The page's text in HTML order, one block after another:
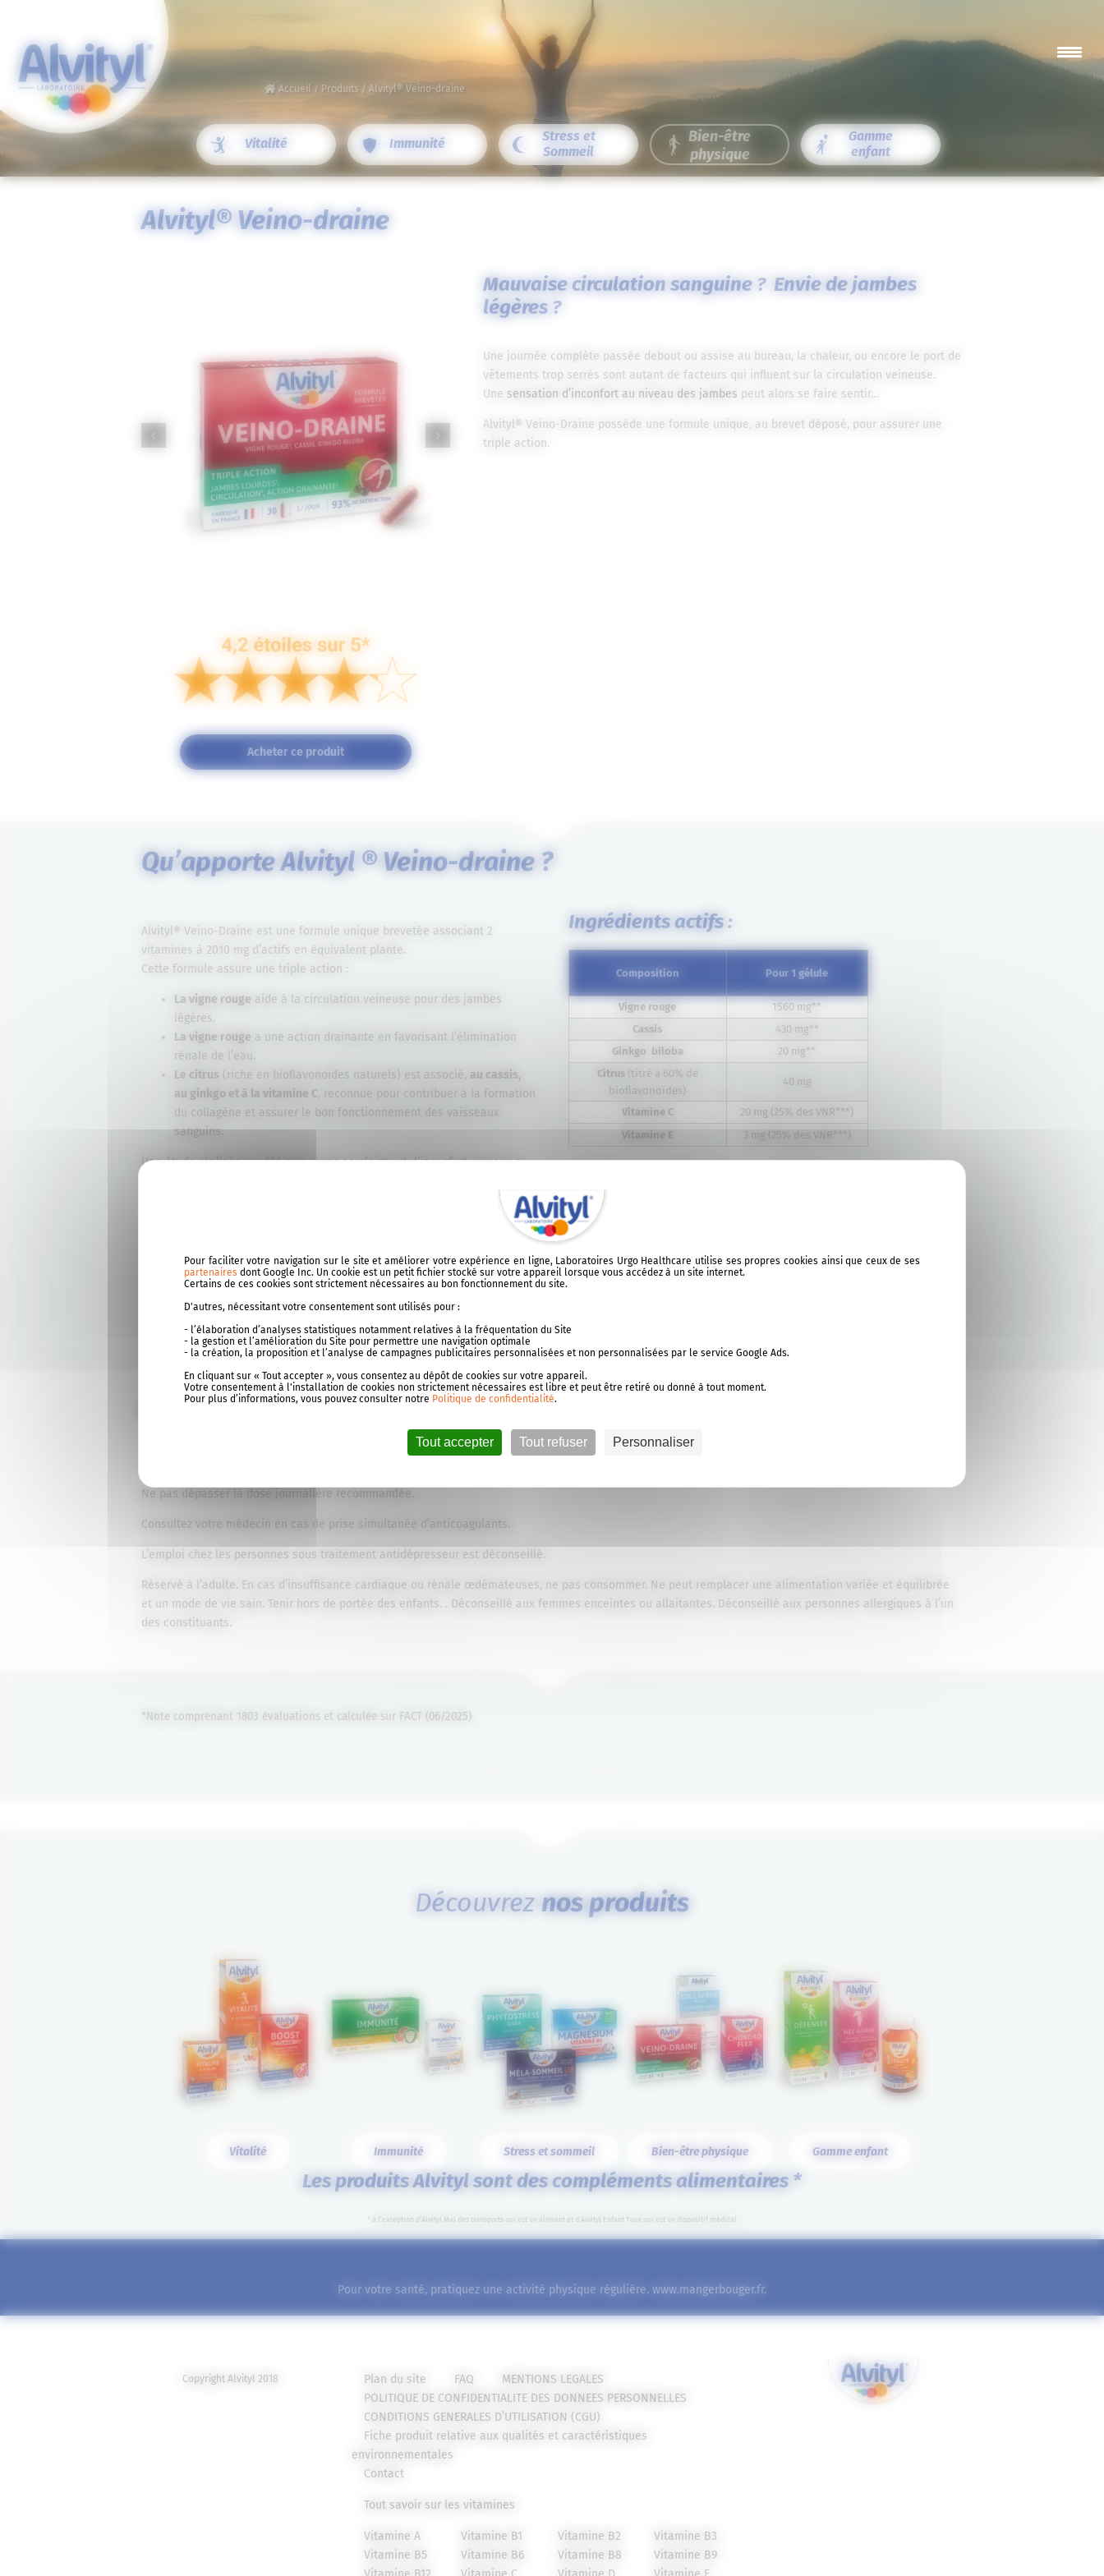
Accueil / Produits / Alvityl® Veino-draine
Vitalité Immunité
Stress et
Sommeil
Bien-être
physique
Gamme
enfant
Alvityl® Veino-draine
Acheter ce produit
Mauvaise circulation sanguine ? Envie de jambes
légères ?
Une journée complète passée debout ou assise au bureau, la chaleur, ou encore le port de
vêtements trop serrés sont autant de facteurs qui influent sur la circulation veineuse.
Une sensation d’inconfort au niveau des jambes peut alors se faire sentir…
Alvityl® Veino-Draine possède une formule unique, au brevet déposé, pour assurer une
triple action.
Qu’apporte Alvityl ® Veino-draine ?
Alvityl® Veino-Draine est une formule unique brevetée associant 2
vitamines à 2010 mg d’actifs en équivalent plante.
Cette formule assure une triple action :
La vigne rouge aide à la circulation veineuse pour des jambes
légères.
La vigne rouge a une action drainante en favorisant l’élimination
rénale de l’eau.
Le citrus (riche en bioflavonoïdes naturels) est associé, au cassis,
au ginkgo et à la vitamine C, reconnue pour contribuer à la formation
du collagène et assurer le bon fonctionnement des vaisseaux
sanguins.
Une étude réalisée sur 101 personnes se plaignant d’inconfort veineux au
94% de satisfaction concernant l’amélioration de la légèreté des
91% de satisfaction pour l’action drainante*
*Etude réalisée sur 101 personnes se plaignant d’inconfort d’origine
veineuse au niveau des jambes. CEN NUTRIMENT/URGO 2018.
Ingrédients actifs :
Composition Pour 1 gélule
Vigne rouge
1560 mg**
Cassis
430 mg**
Ginkgo biloba
20 mg**
Citrus (titré à 60% de
bioflavonoïdes)
40 mg
Vitamine C
20 mg (25% des VNR***)
Vitamine E
3 mg (25% des VNR***)
*Conformément à la réglementation en vigueur
**Équivalent plante
Comment utiliser Alvityl® Veino-draine ?
Ne pas dépasser la dose journalière recommandée.
Consultez votre médecin en cas de prise simultanée d’anticoagulants.
L’emploi chez les personnes sous traitement antidépresseur est déconseillé.
Réservé à l’adulte. En cas d’insuffisance cardiaque ou rénale œdémateuses, ne pas consommer. Ne peut remplacer une alimentation variée et équilibrée
et un mode de vie sain. Tenir hors de portée des enfants. . Déconseillé aux femmes enceintes ou allaitantes. Déconseillé aux personnes allergiques à l’un
des constituants.
*Note comprenant 1803 évaluations et calculée sur FACT (06/2025)
Découvrez nos produits
Vitalité Immunité Stress et sommeil Bien-être physique Gamme enfant
Les produits Alvityl sont des compléments alimentaires *
* à l’exception d’Alvityl Mal des transports qui est un aliment et d’Alvityl Enfant Toux qui est un dispositif médical
Pour votre santé, pratiquez une activité physique régulière. www.mangerbouger.fr.
Copyright Alvityl 2018 Plan du site FAQ
MENTIONS LEGALES
POLITIQUE DE CONFIDENTIALITE DES DONNEES PERSONNELLES
CONDITIONS GENERALES D’UTILISATION (CGU)
Fiche produit relative aux qualités et caractéristiques
environnementales
Contact
Tout savoir sur les vitamines
Vitamine A Vitamine B1 Vitamine B2
Vitamine B3
Vitamine B5
Vitamine B6 Vitamine B8
Vitamine B9
Panneau de gestion des cookies
Pour faciliter votre navigation sur le site et améliorer votre expérience en ligne, Laboratoires Urgo Healthcare utilise ses propres cookies ainsi que ceux de ses
partenaires dont Google Inc. Un cookie est un petit fichier stocké sur votre appareil lorsque vous accédez à un site internet.
Certains de ces cookies sont strictement nécessaires au bon fonctionnement du site.
D'autres, nécessitant votre consentement sont utilisés pour :
- l’élaboration d’analyses statistiques notamment relatives à la fréquentation du Site
- la gestion et l’amélioration du Site pour permettre une navigation optimale
- la création, la proposition et l’analyse de campagnes publicitaires personnalisées et non personnalisées par le service Google Ads.
En cliquant sur « Tout accepter », vous consentez au dépôt de cookies sur votre appareil.
Votre consentement à l'installation de cookies non strictement nécessaires est libre et peut être retiré ou donné à tout moment.
Pour plus d’informations, vous pouvez consulter notre Politique de confidentialité.
Tout accepter Tout refuser Personnaliser